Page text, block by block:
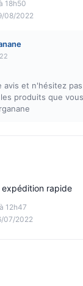
18h50
08/2022
avis et n'hésitez
produits que
12h47
07/2022
rapide